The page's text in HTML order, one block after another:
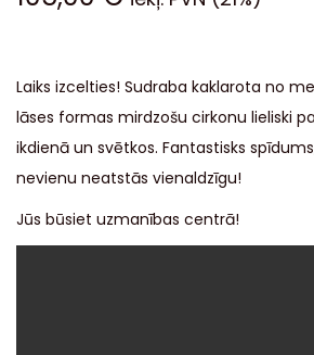
Laiks izcelties! Sudraba kaklarota no
lāses formas mirdzošu cirkonu lieliski
ikdienā un svētkos. Fantastisks
nevienu neatstās vienaldzīgu!
Jūs būsiet uzmanības centrā!